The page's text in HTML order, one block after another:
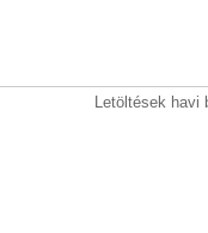
Letöltések havi